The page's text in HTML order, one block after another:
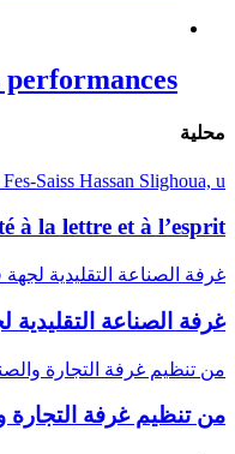
performances
محلية
Saiss Hassan Slighoua, u...
à la lettre et à l’esprit
غرفة الصناعة التقليدية
غرفة الصناعة
من تنظيم غرفة التجارة
من تنظيم غرفة